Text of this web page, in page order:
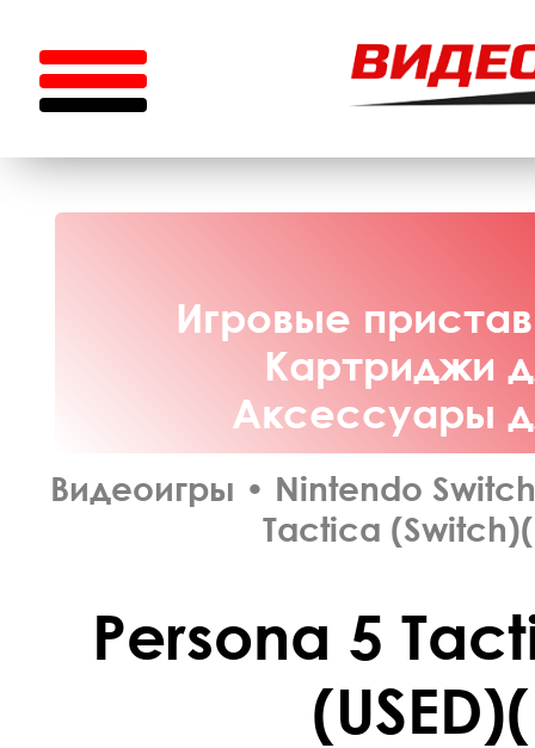
Игровые
Картриджи
Аксессуары
Видеоигры • Nintendo Switch
Tactica
Persona 5